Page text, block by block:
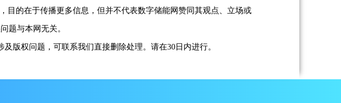
目的在于传播更多信息，但并不代表数字储能网赞同其观点、立场或
题与本网无关。
版权问题，可联系我们直接删除处理。请在30日内进行。